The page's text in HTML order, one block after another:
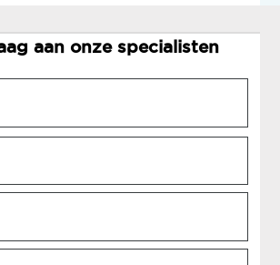
aan onze specialisten